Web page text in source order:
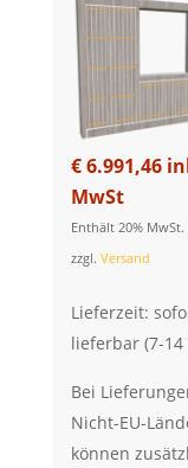
€6.991,46
MwSt
Enthält 20% MwSt.
zzgl. Versand
Lieferzeit:
lieferbar (7-14
Bei
Nicht-EU-
können